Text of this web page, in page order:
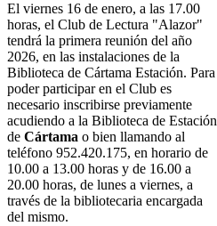
El viernes 16 de enero, a las 17.00
horas, el Club de Lectura "Alazor"
tendrá la primera reunión del año
2026, en las instalaciones de la
Biblioteca de Cártama Estación. Para
poder participar en el Club es
necesario inscribirse previamente
acudiendo a la Biblioteca de Estación
de Cártama o bien llamando al
teléfono 952.420.175, en horario de
10.00 a 13.00 horas y de 16.00 a
20.00 horas, de lunes a viernes, a
través de la bibliotecaria encargada
del mismo.